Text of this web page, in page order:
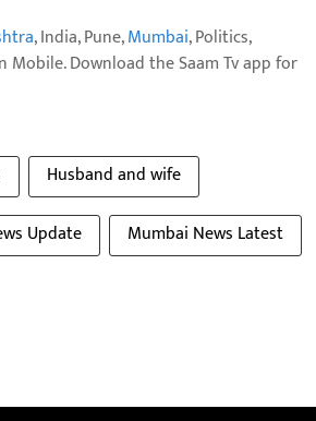
, India, Pune,Mumbai, Politics,
Mobile. Download the Saam Tv app for
Husband and wife
Update
Mumbai News Latest